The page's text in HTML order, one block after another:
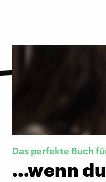
Das perfekte Buch
…wenn